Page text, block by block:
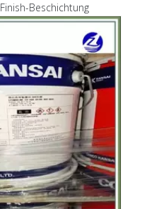
Beschichtung